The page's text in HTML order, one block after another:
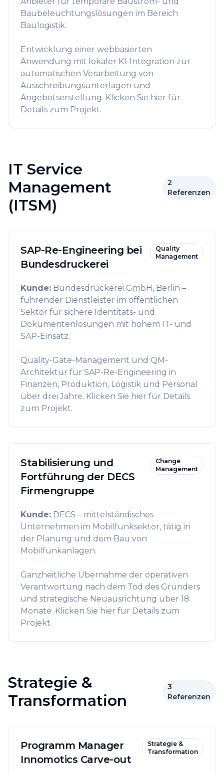
Baubeleuchtungslösungen im Bereich
Baulogistik.
Entwicklung einer webbasierten
Anwendung mit lokaler KI-Integration zur
automatischen Verarbeitung von
Ausschreibungsunterlagen und
Angebotserstellung. Klicken Sie hier für
Details zum Projekt.
IT Service
Management
(ITSM)
2
Referenzen
SAP-Re-Engineering bei
Bundesdruckerei
Quality
Management
Kunde: Bundesdruckerei GmbH, Berlin –
führender Dienstleister im öffentlichen
Sektor für sichere Identitäts- und
Dokumentenlösungen mit hohem IT- und
SAP-Einsatz.
Quality-Gate-Management und QM-
Architektur für SAP-Re-Engineering in
Finanzen, Produktion, Logistik und Personal
über drei Jahre. Klicken Sie hier für Details
zum Projekt.
Stabilisierung und
Fortführung der DECS
Firmengruppe
Change
Management
Kunde: DECS – mittelständisches
Unternehmen im Mobilfunksektor, tätig in
der Planung und dem Bau von
Mobilfunkanlagen.
Ganzheitliche Übernahme der operativen
Verantwortung nach dem Tod des Gründers
und strategische Neuausrichtung über 18
Monate. Klicken Sie hier für Details zum
Projekt.
Strategie &
Transformation
3
Referenzen
Programm Manager
Innomotics Carve-out
Strategie &
Transformation